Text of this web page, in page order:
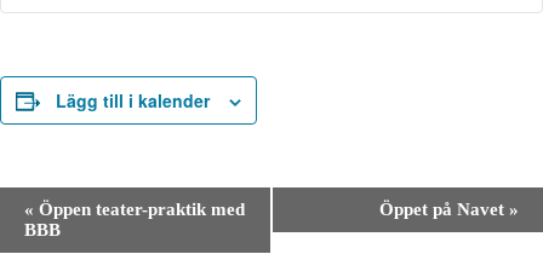
Lägg till i kalender
« Öppen teater-praktik med
BBB
Öppet på Navet »